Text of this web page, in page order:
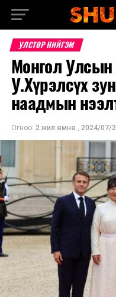
УЛСТӨР НИЙГЭМ
Монгол Улсын
У.Хүрэлсүх
наадмын
Огноо: 2 жил.өмнө , 2024/07/